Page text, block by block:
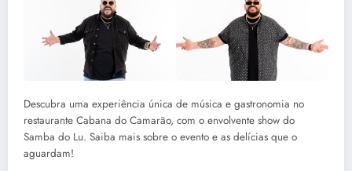
Descubra uma experiência única de música e gastronomia no
restaurante Cabana do Camarão, com o envolvente show do
Samba do Lu. Saiba mais sobre o evento e as delícias que o
aguardam!